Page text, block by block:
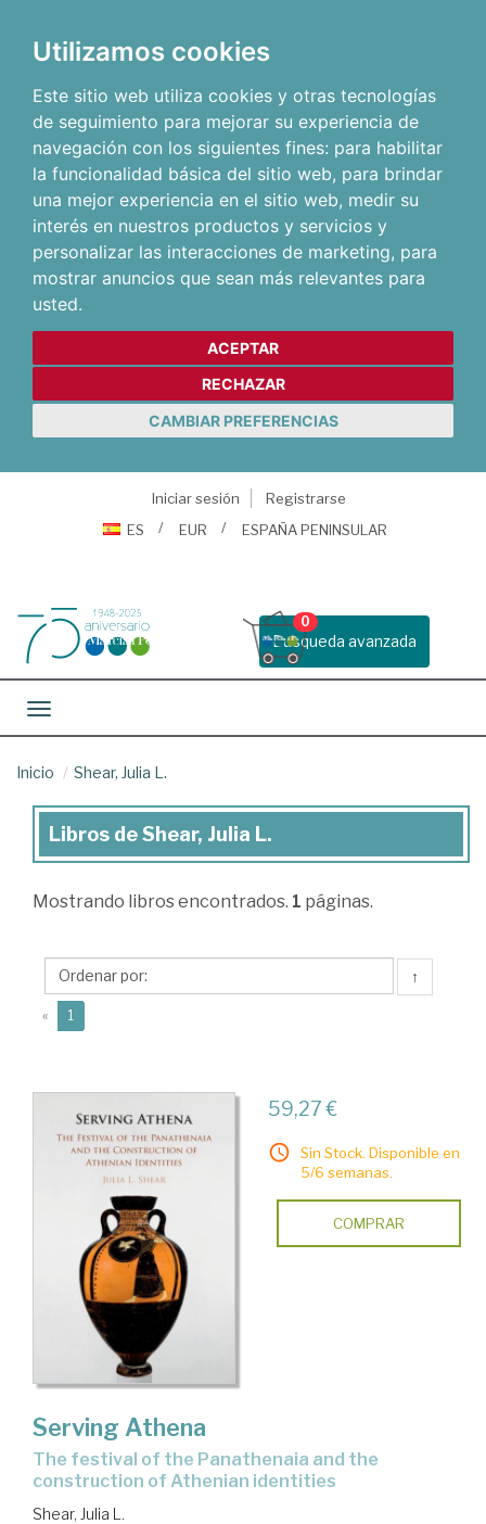
Utilizamos cookies
Este sitio web utiliza cookies y otras tecnologías
de seguimiento para mejorar su experiencia de
navegación con los siguientes fines: para habilitar
la funcionalidad básica del sitio web, para brindar
una mejor experiencia en el sitio web, medir su
interés en nuestros productos y servicios y
personalizar las interacciones de marketing, para
mostrar anuncios que sean más relevantes para
usted.
ACEPTAR
RECHAZAR
CAMBIAR PREFERENCIAS
Iniciar sesión
Registrarse
ES
EUR ESPAÑA PENINSULAR
Busqueda avanzada
0
Toggle navigation
Inicio Shear, Julia L.
Libros
Shear,
Libros de Shear, Julia L.
Mostrando libros encontrados. 1 páginas.
↑
« 1
59,27 €
Sin Stock. Disponible en
5/6 semanas.
COMPRAR
Serving Athena
the festival of the Panathenaia and the
construction of Athenian identities
Shear, Julia L.